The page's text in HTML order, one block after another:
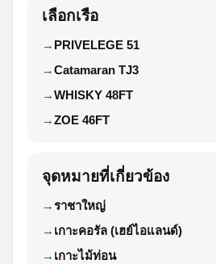
เลือกเรือ
PRIVELEGE 51
Catamaran TJ3
WHISKY 48FT
ZOE 46FT
จุดหมายที่เกี่ยวข้อง
ราชาใหญ่
เกาะคอรัล (เฮย์ไอแลนด์)
เกาะไม้ท่อน